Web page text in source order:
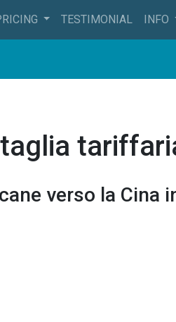
TESTIMONIAL INFO
verso la Cina